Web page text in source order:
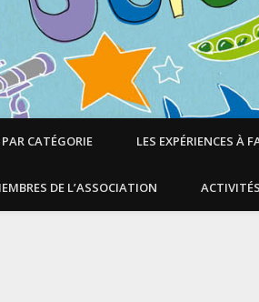
CATÉGORIE LES EXPÉRIENCES À
DE L’ASSOCIATION